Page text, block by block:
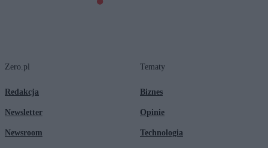
Zero.pl
Redakcja
Newsletter
Newsroom
Tematy
Biznes
Opinie
Technologia